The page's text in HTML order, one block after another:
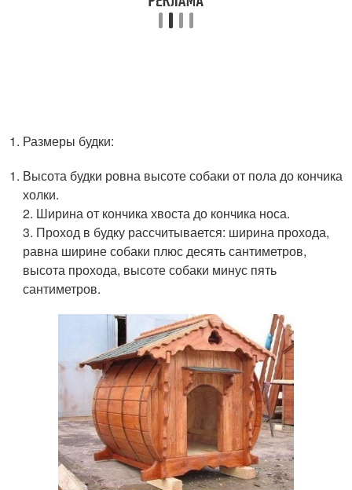
Размеры будки:
Высота будки ровна высоте собаки от пола до кончика
холки.
2. Ширина от кончика хвоста до кончика носа.
3. Проход в будку рассчитывается: ширина прохода,
равна ширине собаки плюс десять сантиметров,
высота прохода, высоте собаки минус пять
сантиметров.